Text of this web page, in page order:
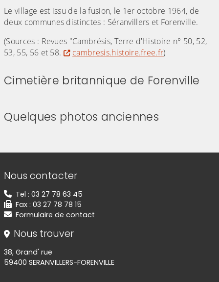
Le village est issu de la fusion, le 1er octobre 1964, de
deux communes distinctes : Séranvillers et Forenville.
(Sources : Revues "Cambrésis, Terre d'Histoire n° 50, 52,
53, 55, 56 et 58.
cambresis.histoire.free.fr)
Cimetière britannique de Forenville
Quelques photos anciennes
Informations de contact
Nous contacter
Tel : 03 27 78 63 45
Fax : 03 27 78 78 15
Formulaire de contact
Nous trouver
38, Grand' rue
59400 SERANVILLERS-FORENVILLE